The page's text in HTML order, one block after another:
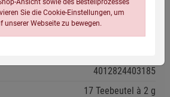
siehe Verpackung.
4012824403185
17 Teebeutel à 2 g
Ansicht sowie des Bestellprozesses
Sie die Cookie-Einstellungen, um
Webseite zu bewegen.